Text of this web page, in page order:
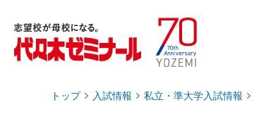
トップ 入試情報 私立・準大学入試情報